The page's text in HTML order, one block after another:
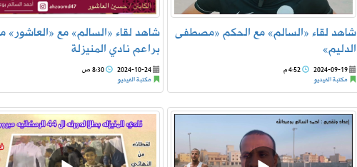
شاهد لقاء «السالم» مع «العاشور»
براعم نادي المنيزلة
2024-10-24
8:30 ص
مكتبة الفيديو
شاهد لقاء «السالم» مع الحكم «مصطفى
الدليم»
2024-09-19
4:52 م
مكتبة الفيديو